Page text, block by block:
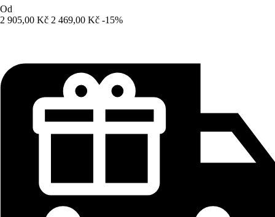
Od
2 905,00 Kč 2 469,00 Kč -15%